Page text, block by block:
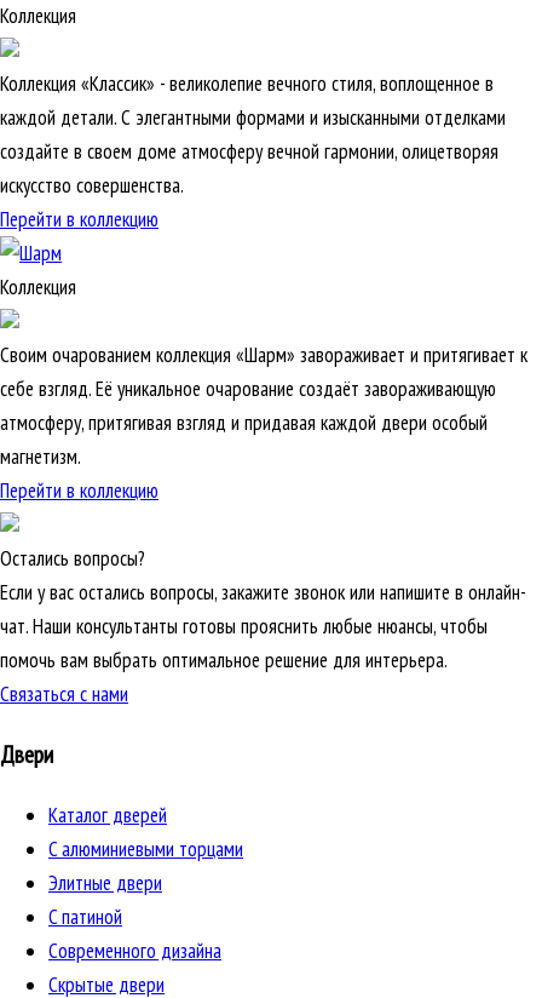
Коллекция
Коллекция «Классик» - великолепие вечного стиля, воплощенное в
каждой детали. С элегантными формами и изысканными отделками
создайте в своем доме атмосферу вечной гармонии, олицетворяя
искусство совершенства.
Перейти в коллекцию
Коллекция
Своим очарованием коллекция «Шарм» завораживает и притягивает к
себе взгляд. Её уникальное очарование создаёт завораживающую
атмосферу, притягивая взгляд и придавая каждой двери особый
магнетизм.
Перейти в коллекцию
Остались вопросы?
Если у вас остались вопросы, закажите звонок или напишите в онлайн-
чат. Наши консультанты готовы прояснить любые нюансы, чтобы
помочь вам выбрать оптимальное решение для интерьера.
Связаться с нами
Двери
Каталог дверей
C алюминиевыми торцами
Элитные двери
C патиной
Cовременного дизайна
Скрытые двери